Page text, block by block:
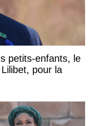
petits-enfants, le
pour la